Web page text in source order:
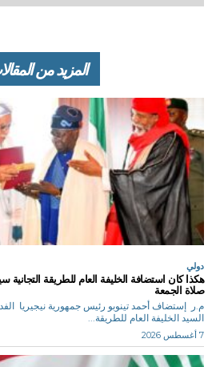
المزيد من
دولي
هكذا كان استضافة الخليفة العام للطريقة التجانية
صلاة الجمعة
م.ر إستضاف أحمد تينوبو رئيس جمهورية نيجيريا
السيد الخليفة العام للطريقة...
7 أغسطس 2026